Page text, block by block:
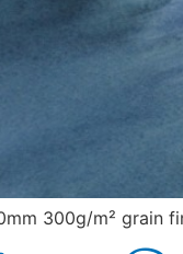
300g/m² grain